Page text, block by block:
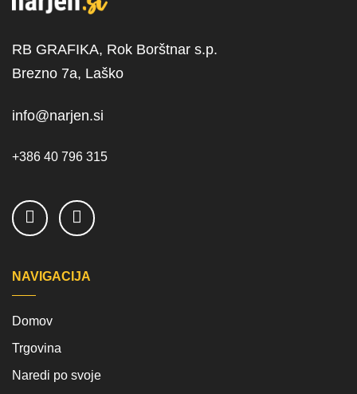
RB GRAFIKA, Rok Borštnar s.p.
Brezno 7a, Laško
info@narjen.si
+386 40 796 315
NAVIGACIJA
Domov
Trgovina
Naredi po svoje